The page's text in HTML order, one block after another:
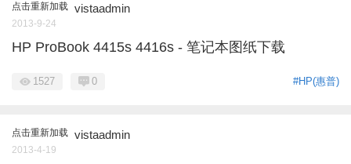
点击重新加载 vistaadmin
2013-9-24
HP ProBook 4415s 4416s - 笔记本图纸下载
#HP(惠普)
1527 0
点击重新加载 vistaadmin
2013-4-19